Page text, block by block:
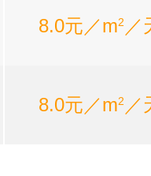
8.0元／m2 ／
8.0元／m2 ／